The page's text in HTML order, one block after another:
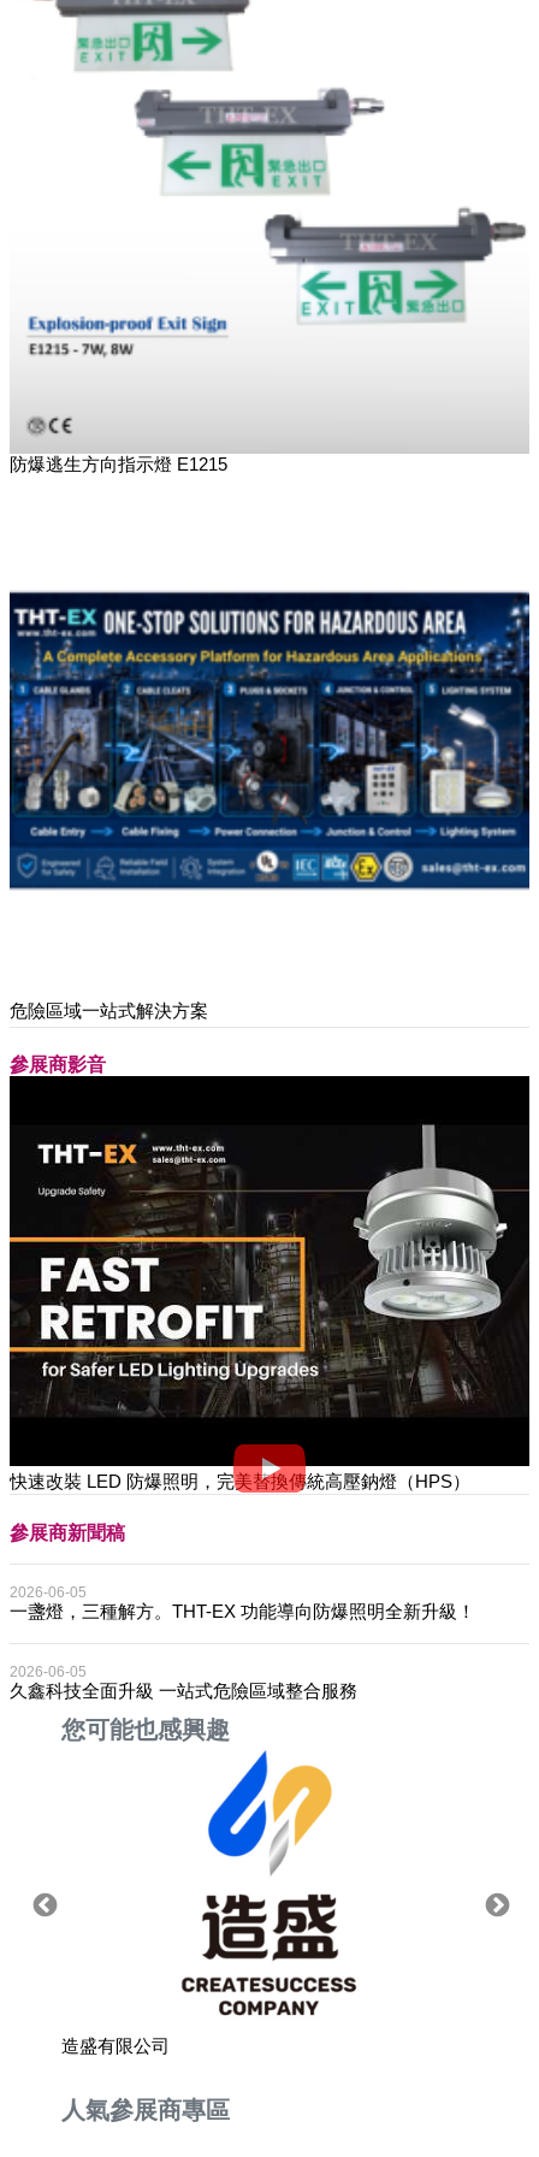
防爆逃生方向指示燈 E1215
危險區域一站式解決方案
參展商影音
快速改裝 LED 防爆照明，完美替換傳統高壓鈉燈（HPS）
參展商新聞稿
2026-06-05
一盞燈，三種解方。THT-EX 功能導向防爆照明全新升級！
2026-06-05
久鑫科技全面升級 一站式危險區域整合服務
您可能也感興趣
造盛有限公司
人氣參展商專區